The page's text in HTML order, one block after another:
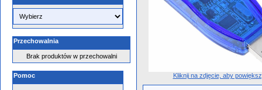
Przechowalnia
Brak produktów w przechowalni
Pomoc Kliknij na zdjęcie, aby